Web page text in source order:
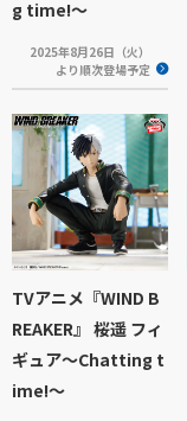
g time!～
2025年8月26日（火）
より順次登場予定
TVアニメ『WIND B
REAKER』 桜遥 フィ
ギュア～Chatting t
ime!～